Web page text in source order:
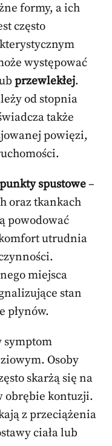
formy, a ich
często
występować
przewlekłej.
od stopnia
także
powięzi,
punkty spustowe–
oraz tkankach
powodować
utrudnia
miejsca
stan
płynów.
symptom
Osoby
skarżą się na
obrębie kontuzji.
z przeciążenia
ciała lub